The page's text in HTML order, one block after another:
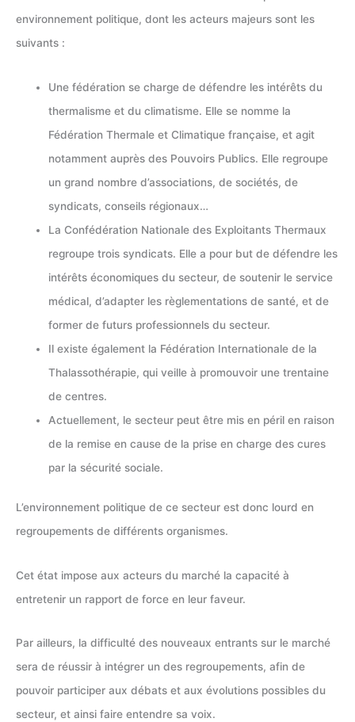
environnement politique, dont les acteurs majeurs sont les
suivants :
Une fédération se charge de défendre les intérêts du
thermalisme et du climatisme. Elle se nomme la
Fédération Thermale et Climatique française, et agit
notamment auprès des Pouvoirs Publics. Elle regroupe
un grand nombre d’associations, de sociétés, de
syndicats, conseils régionaux…
La Confédération Nationale des Exploitants Thermaux
regroupe trois syndicats. Elle a pour but de défendre les
intérêts économiques du secteur, de soutenir le service
médical, d’adapter les règlementations de santé, et de
former de futurs professionnels du secteur.
Il existe également la Fédération Internationale de la
Thalassothérapie, qui veille à promouvoir une trentaine
de centres.
Actuellement, le secteur peut être mis en péril en raison
de la remise en cause de la prise en charge des cures
par la sécurité sociale.
L’environnement politique de ce secteur est donc lourd en
regroupements de différents organismes.
Cet état impose aux acteurs du marché la capacité à
entretenir un rapport de force en leur faveur.
Par ailleurs, la difficulté des nouveaux entrants sur le marché
sera de réussir à intégrer un des regroupements, afin de
pouvoir participer aux débats et aux évolutions possibles du
secteur, et ainsi faire entendre sa voix.